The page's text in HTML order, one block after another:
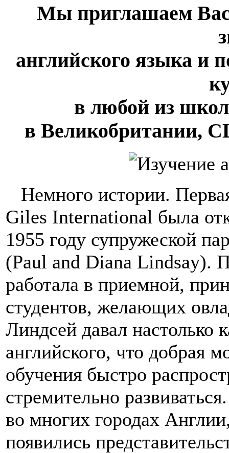
Мы приглашаем Вас
английского языка и
в любой из
в Великобритании,
Немного истории.
Giles International была
1955 году супружеской
(Paul and Diana Lindsay).
работала в приемной,
студентов, желающих
Линдсей давал настолько
английского, что добрая
обучения быстро
стремительно
во многих городах
появились